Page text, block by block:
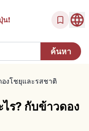
น!
องโชยุและรสชาติ
ไร? กับข้าวดอง